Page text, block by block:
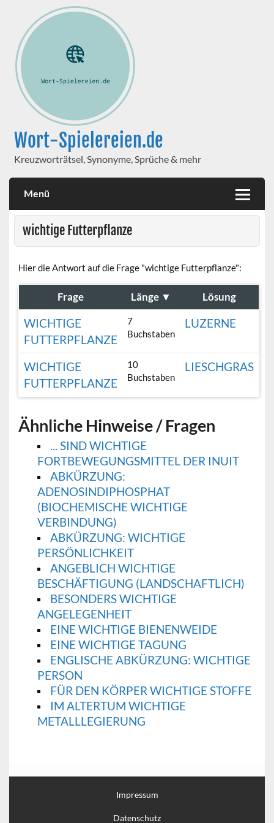
Wort-Spielereien.de
Kreuzworträtsel, Synonyme, Sprüche & mehr
Menü
wichtige Futterpflanze
Hier die Antwort auf die Frage "wichtige Futterpflanze":
Frage Länge ▼ Lösung
WICHTIGE
FUTTERPFLANZE
7
Buchstaben
LUZERNE
WICHTIGE
FUTTERPFLANZE
10
Buchstaben
LIESCHGRAS
Ähnliche Hinweise / Fragen
... SIND WICHTIGE
FORTBEWEGUNGSMITTEL DER INUIT
ABKÜRZUNG:
ADENOSINDIPHOSPHAT
(BIOCHEMISCHE WICHTIGE
VERBINDUNG)
ABKÜRZUNG: WICHTIGE
PERSÖNLICHKEIT
ANGEBLICH WICHTIGE
BESCHÄFTIGUNG (LANDSCHAFTLICH)
BESONDERS WICHTIGE
ANGELEGENHEIT
EINE WICHTIGE BIENENWEIDE
EINE WICHTIGE TAGUNG
ENGLISCHE ABKÜRZUNG: WICHTIGE
PERSON
FÜR DEN KÖRPER WICHTIGE STOFFE
IM ALTERTUM WICHTIGE
METALLLEGIERUNG
Impressum
Datenschutz